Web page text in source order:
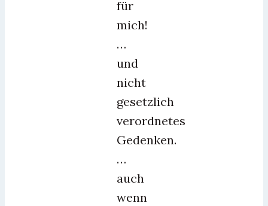
für
mich!
…
und
nicht
gesetzlich
verordnetes
Gedenken.
…
auch
wenn